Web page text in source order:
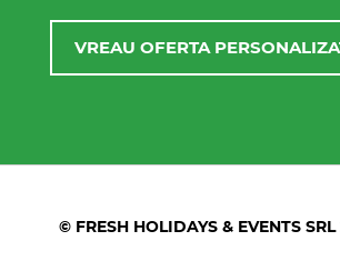
VREAU OFERTA
© FRESH HOLIDAYS & EVENTS